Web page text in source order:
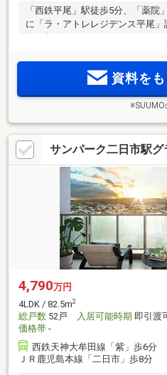
「西鉄平尾」駅徒歩5分、「薬院
に「ラ・アトレレジデンス平尾
資料を
サンパーク二日市駅
4,790万円
4LDK / 82.5m2
総戸数 52戸 入居可能時期 即引渡
価格帯 -
西鉄天神大牟田線「紫」歩6分
ＪＲ鹿児島本線「二日市」歩8分